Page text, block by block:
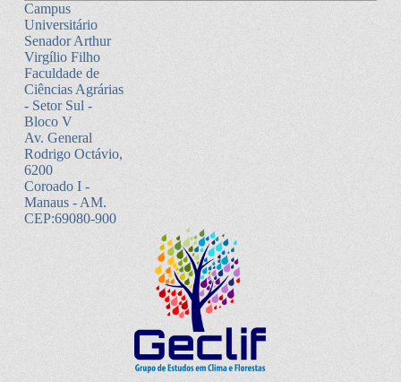
Campus
Universitário
Senador Arthur
Virgílio Filho
Faculdade de
Ciências Agrárias
- Setor Sul -
Bloco V
Av. General
Rodrigo Octávio,
6200
Coroado I -
Manaus - AM.
CEP:69080-900